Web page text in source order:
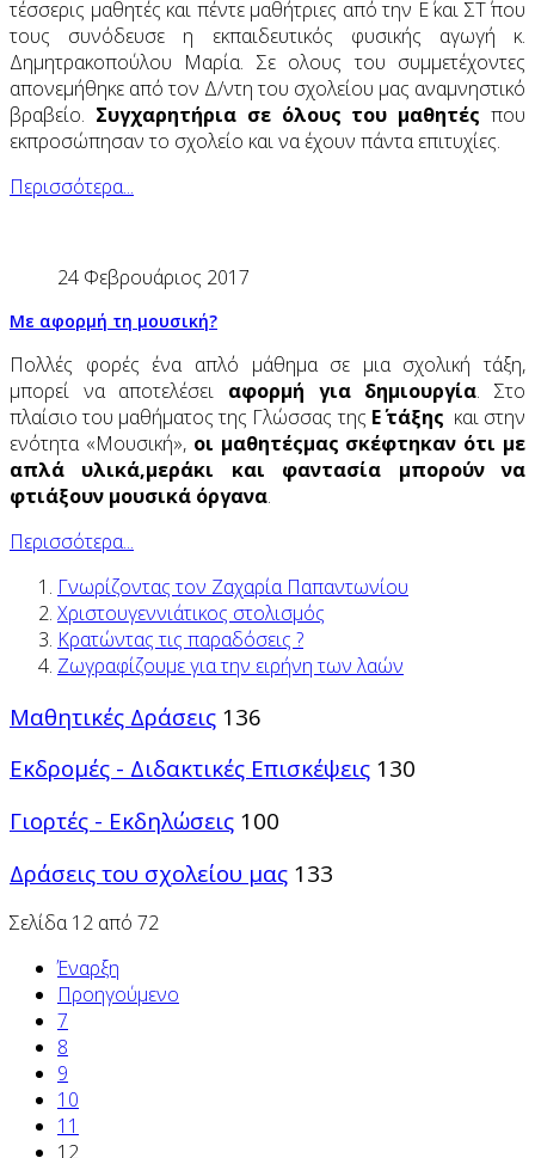
τέσσερις μαθητές και πέντε μαθήτριες από την Ε΄ και ΣΤ΄ που
τους συνόδευσε η εκπαιδευτικός φυσικής αγωγή κ.
Δημητρακοπούλου Μαρία. Σε ολους του συμμετέχοντες
απονεμήθηκε από τον Δ/ντη του σχολείου μας αναμνηστικό
βραβείο. Συγχαρητήρια σε όλους του μαθητές που
εκπροσώπησαν το σχολείο και να έχουν πάντα επιτυχίες.
Περισσότερα...
24 Φεβρουάριος 2017
Με αφορμή τη μουσική?
Πολλές φορές ένα απλό μάθημα σε μια σχολική τάξη,
μπορεί να αποτελέσει αφορμή για δημιουργία. Στο
πλαίσιο του μαθήματος της Γλώσσας της Ε΄ τάξης και στην
ενότητα «Μουσική», οι μαθητέςμας σκέφτηκαν ότι με
απλά υλικά,μεράκι και φαντασία μπορούν να
φτιάξουν μουσικά όργανα.
Περισσότερα...
Γνωρίζοντας τον Ζαχαρία Παπαντωνίου
Χριστουγεννιάτικος στολισμός
Κρατώντας τις παραδόσεις ?
Ζωγραφίζουμε για την ειρήνη των λαών
Μαθητικές Δράσεις 136
Εκδρομές - Διδακτικές Επισκέψεις 130
Γιορτές - Εκδηλώσεις 100
Δράσεις του σχολείου μας 133
Σελίδα 12 από 72
Έναρξη
Προηγούμενο
7
8
9
10
11
12